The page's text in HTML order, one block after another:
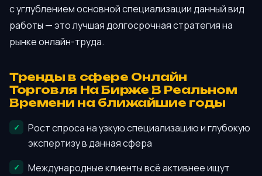
с углублением основной специализации данный вид
работы — это лучшая долгосрочная стратегия на
рынке онлайн-труда.
Тренды в сфере Онлайн
Торговля На Бирже В Реальном
Времени на ближайшие годы
Рост спроса на узкую специализацию и глубокую
экспертизу в данная сфера
Международные клиенты всё активнее ищут